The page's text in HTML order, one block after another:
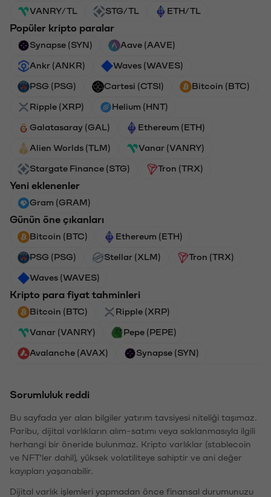
VANRY/TL STG/TL ETH/TL
Popüler kripto paralar
Synapse (SYN) Aave (AAVE)
Ankr (ANKR) Waves (WAVES)
PSG (PSG) Cartesi (CTSI) Bitcoin (BTC)
Ripple (XRP) Helium (HNT)
Galatasaray (GAL) Ethereum (ETH)
Alien Worlds (TLM) Vanar (VANRY)
Stargate Finance (STG) Tron (TRX)
Yeni eklenenler
Gram (GRAM)
Günün öne çıkanları
Bitcoin (BTC) Ethereum (ETH)
PSG (PSG) Stellar (XLM) Tron (TRX)
Waves (WAVES)
Kripto para fiyat tahminleri
Bitcoin (BTC) Ripple (XRP)
Vanar (VANRY) Pepe (PEPE)
Avalanche (AVAX) Synapse (SYN)
Sorumluluk reddi
Bu sayfada yer alan bilgiler yatırım tavsiyesi niteliği taşımaz.
Paribu, dijital varlıkların alım-satımı veya saklanmasıyla ilgili
herhangi bir öneride bulunmaz. Kripto varlıklar (stablecoin
ve NFT'ler dahil), yüksek volatiliteye sahiptir ve ani değer
kayıpları yaşanabilir.
Dijital varlık işlemleri yapmadan önce finansal durumunuzu